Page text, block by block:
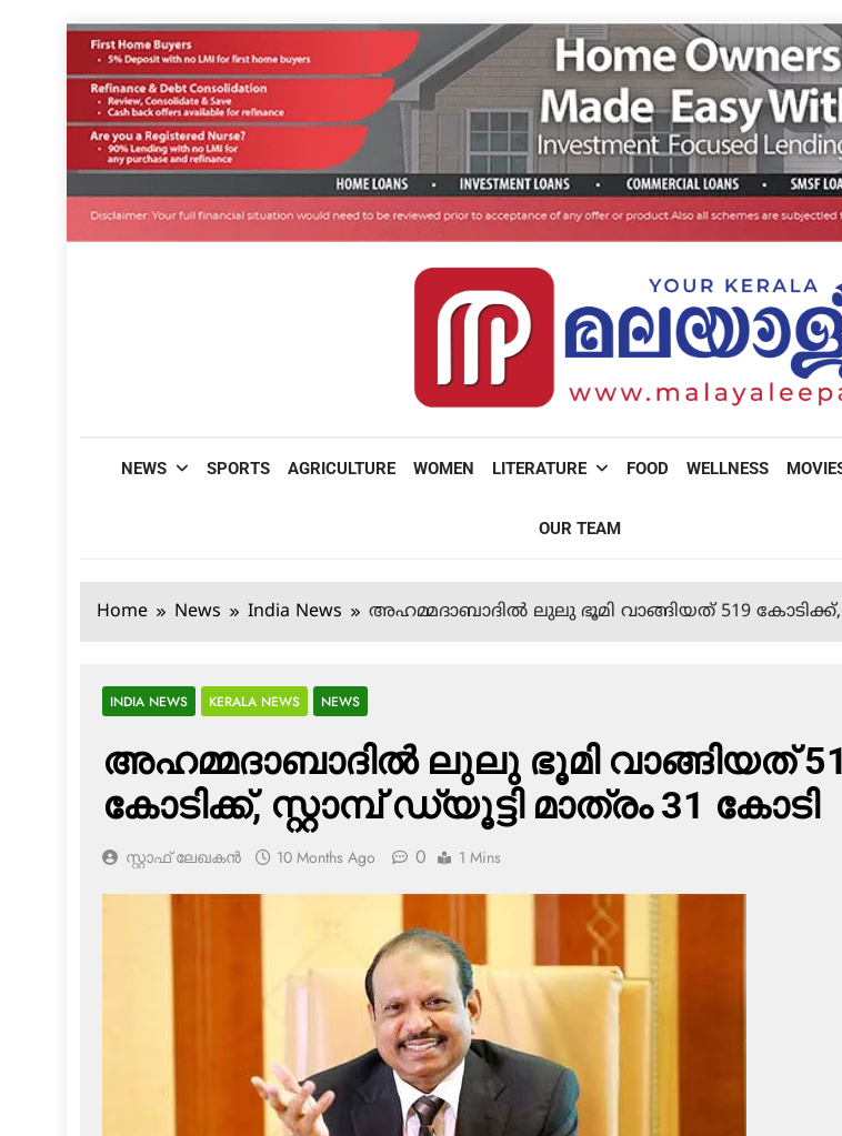
Skip
content
NEWS SPORTS AGRICULTURE WOMEN LITERATURE FOOD WELLNESS
OUR TEAM
Home News India News അഹമ്മദാബാദില്‍ ലുലു ഭൂമി വാങ്ങിയത് 519 കോടിക്ക്,
INDIA NEWS KERALA NEWS NEWS
അഹമ്മദാബാദില്‍ ലുലു ഭൂമി വാങ്ങിയത്
കോടിക്ക്, സ്റ്റാമ്പ് ഡ്യൂട്ടി മാത്രം 31 കോടി
സ്റ്റാഫ് ലേഖകൻ 10 Months Ago 0 1 Mins